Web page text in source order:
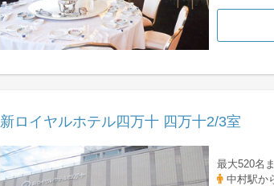
新ロイヤルホテル四万十 四万十2/3室
最大520名
中村駅か